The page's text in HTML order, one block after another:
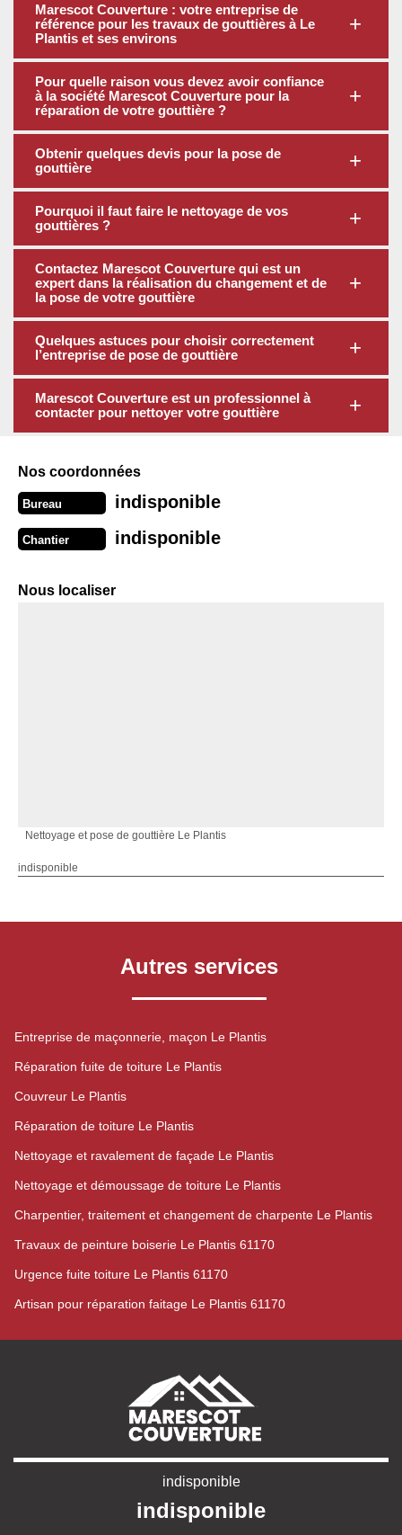
Marescot Couverture : votre entreprise de
référence pour les travaux de gouttières à Le
Plantis et ses environs
Pour quelle raison vous devez avoir confiance
à la société Marescot Couverture pour la
réparation de votre gouttière ?
Obtenir quelques devis pour la pose de
gouttière
Pourquoi il faut faire le nettoyage de vos
gouttières ?
Contactez Marescot Couverture qui est un
expert dans la réalisation du changement et de
la pose de votre gouttière
Quelques astuces pour choisir correctement
l’entreprise de pose de gouttière
Marescot Couverture est un professionnel à
contacter pour nettoyer votre gouttière
Nos coordonnées
Bureau indisponible
Chantier indisponible
Nous localiser
Nettoyage et pose de gouttière Le Plantis
indisponible
Autres services
Entreprise de maçonnerie, maçon Le Plantis
Réparation fuite de toiture Le Plantis
Couvreur Le Plantis
Réparation de toiture Le Plantis
Nettoyage et ravalement de façade Le Plantis
Nettoyage et démoussage de toiture Le Plantis
Charpentier, traitement et changement de charpente Le Plantis
Travaux de peinture boiserie Le Plantis 61170
Urgence fuite toiture Le Plantis 61170
Artisan pour réparation faitage Le Plantis 61170
indisponible
indisponible